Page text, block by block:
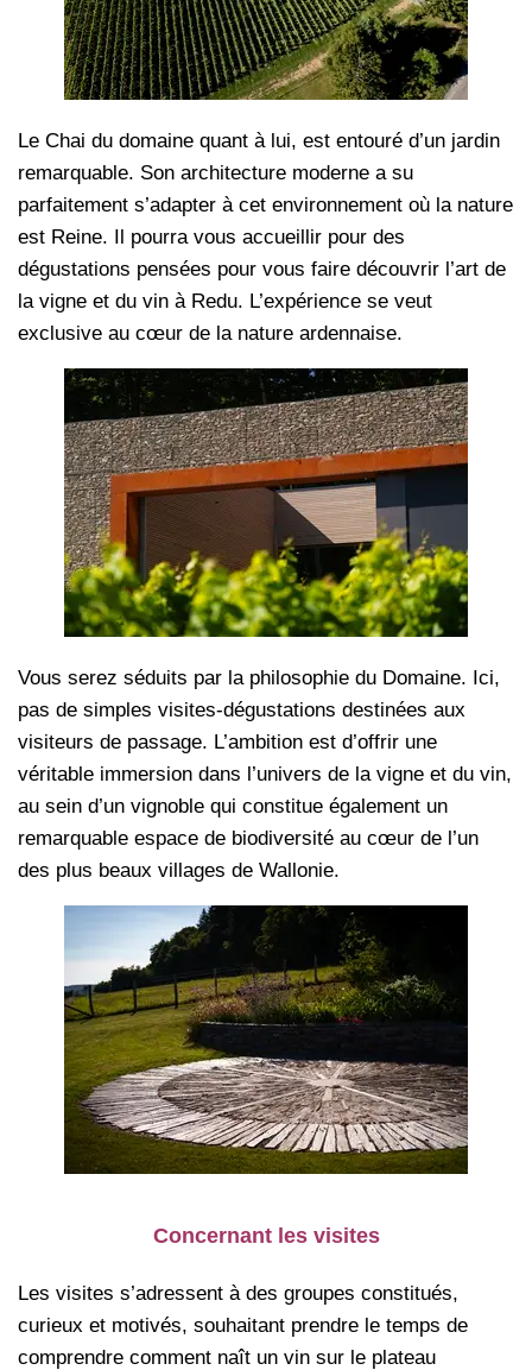
Le Chai du domaine quant à lui, est entouré d’un jardin
remarquable. Son architecture moderne a su
parfaitement s’adapter à cet environnement où la nature
est Reine. Il pourra vous accueillir pour des
dégustations pensées pour vous faire découvrir l’art de
la vigne et du vin à Redu. L’expérience se veut
exclusive au cœur de la nature ardennaise.
Vous serez séduits par la philosophie du Domaine. Ici,
pas de simples visites-dégustations destinées aux
visiteurs de passage. L’ambition est d’offrir une
véritable immersion dans l’univers de la vigne et du vin,
au sein d’un vignoble qui constitue également un
remarquable espace de biodiversité au cœur de l’un
des plus beaux villages de Wallonie.
Concernant les visites
Les visites s’adressent à des groupes constitués,
curieux et motivés, souhaitant prendre le temps de
comprendre comment naît un vin sur le plateau